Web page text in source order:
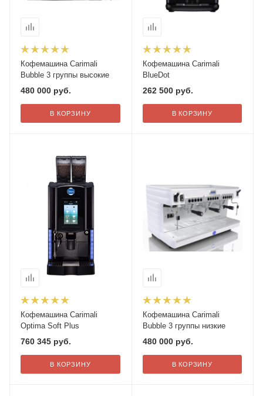
Кофемашина Carimali
Bubble 3 группы высокие
480 000 руб.
В КОРЗИНУ
Кофемашина Carimali
BlueDot
262 500руб.
В КОРЗИНУ
Кофемашина Carimali
Optima Soft Plus
760 345 руб.
В КОРЗИНУ
Кофемашина Carimali
Bubble 3 группы низкие
480 000руб.
В КОРЗИНУ